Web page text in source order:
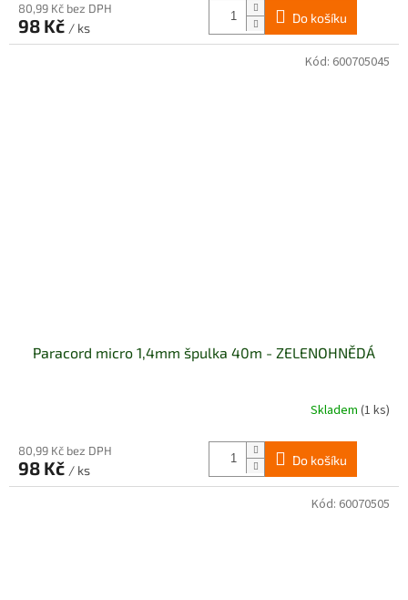
80,99 Kč bez DPH
98 Kč / ks
Do košíku
Paracord micro 1,4mm špulka 40m - ZELENOHNĚDÁ
Skladem (1 ks)
80,99 Kč bez DPH
98 Kč / ks
Do košíku
Kód: 600705045
Kód: 60070505